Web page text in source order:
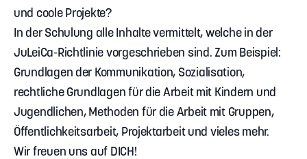
und coole Projekte?
In der Schulung alle Inhalte vermittelt, welche in der
JuLeiCa-Richtlinie vorgeschrieben sind. Zum Beispiel:
Grundlagen der Kommunikation, Sozialisation,
rechtliche Grundlagen für die Arbeit mit Kindern und
Jugendlichen, Methoden für die Arbeit mit Gruppen,
Öffentlichkeitsarbeit, Projektarbeit und vieles mehr.
Wir freuen uns auf DICH!